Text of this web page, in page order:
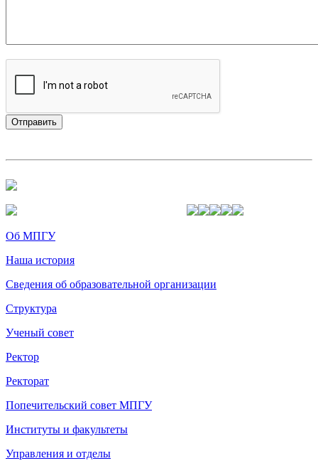
Об МПГУ
Наша история
Сведения об образовательной организации
Структура
Ученый совет
Ректор
Ректорат
Попечительский совет МПГУ
Институты и факультеты
Управления и отделы